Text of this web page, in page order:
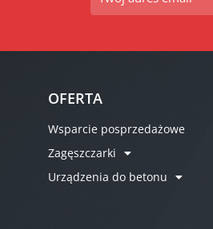
OFERTA
Wsparcie posprzedażowe
Zagęszczarki
Urządzenia do betonu